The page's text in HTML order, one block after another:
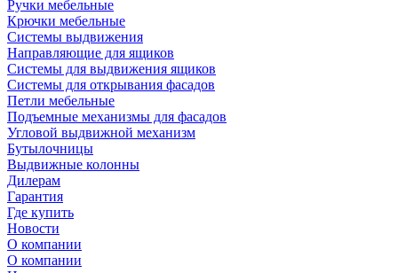
Ручки мебельные
Крючки мебельные
Системы выдвижения
Направляющие для ящиков
Системы для выдвижения ящиков
Системы для открывания фасадов
Петли мебельные
Подъемные механизмы для фасадов
Угловой выдвижной механизм
Бутылочницы
Выдвижные колонны
Дилерам
Гарантия
Где купить
Новости
О компании
О компании